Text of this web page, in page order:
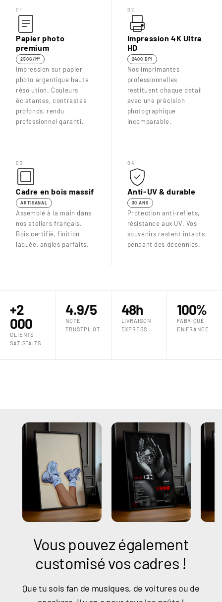
01
Papier photo
premium
250G/M²
Impression sur papier
photo argentique haute
résolution. Couleurs
éclatantes, contrastes
profonds, rendu
professionnel garanti.
02
Impression 4K Ultra
HD
2400 DPI
Nos imprimantes
professionnelles
restituent chaque détail
avec une précision
photographique
incomparable.
03
Cadre en bois massif
ARTISANAL
Assemblé à la main dans
nos ateliers français.
Bois certifié, finition
laquée, angles parfaits.
04
Anti-UV & durable
30 ANS
Protection anti-reflets,
résistance aux UV. Vos
souvenirs restent intacts
pendant des décennies.
+2
000
CLIENTS
SATISFAITS
4.9/5
NOTE
TRUSTPILOT
48h
LIVRAISON
EXPRESS
100%
FABRIQUÉ
EN FRANCE
Vous pouvez également
customisé vos cadres !
Que tu sois fan de musiques, de voitures ou de